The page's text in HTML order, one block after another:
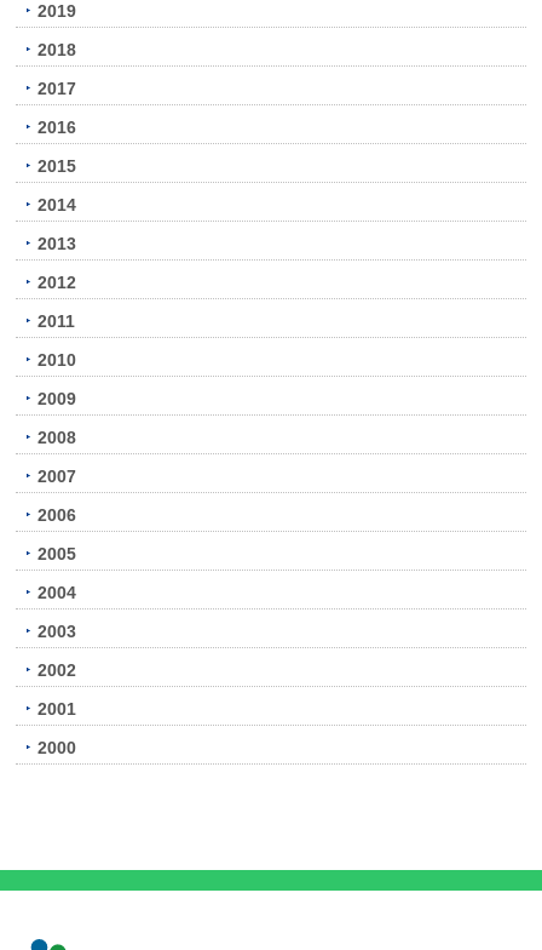
2019
2018
2017
2016
2015
2014
2013
2012
2011
2010
2009
2008
2007
2006
2005
2004
2003
2002
2001
2000